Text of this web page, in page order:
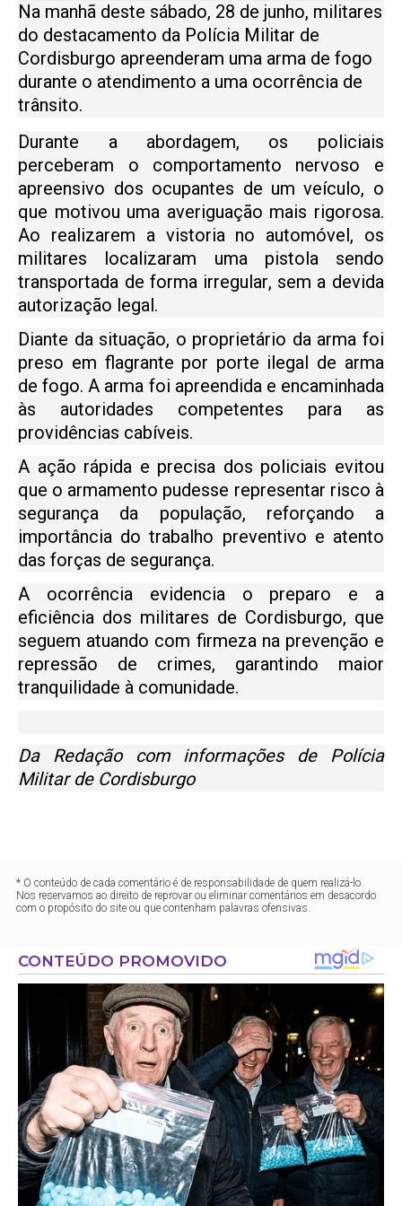
Na manhã deste sábado, 28 de junho, militares
do destacamento da Polícia Militar de
Cordisburgo apreenderam uma arma de fogo
durante o atendimento a uma ocorrência de
trânsito.
Durante a abordagem, os policiais
perceberam o comportamento nervoso e
apreensivo dos ocupantes de um veículo, o
que motivou uma averiguação mais rigorosa.
Ao realizarem a vistoria no automóvel, os
militares localizaram uma pistola sendo
transportada de forma irregular, sem a devida
autorização legal.
Diante da situação, o proprietário da arma foi
preso em flagrante por porte ilegal de arma
de fogo. A arma foi apreendida e encaminhada
às autoridades competentes para as
providências cabíveis.
A ação rápida e precisa dos policiais evitou
que o armamento pudesse representar risco à
segurança da população, reforçando a
importância do trabalho preventivo e atento
das forças de segurança.
A ocorrência evidencia o preparo e a
eficiência dos militares de Cordisburgo, que
seguem atuando com firmeza na prevenção e
repressão de crimes, garantindo maior
tranquilidade à comunidade.
Da Redação com informações de Polícia
Militar de Cordisburgo
* O conteúdo de cada comentário é de responsabilidade de quem realizá-lo.
Nos reservamos ao direito de reprovar ou eliminar comentários em desacordo
com o propósito do site ou que contenham palavras ofensivas.